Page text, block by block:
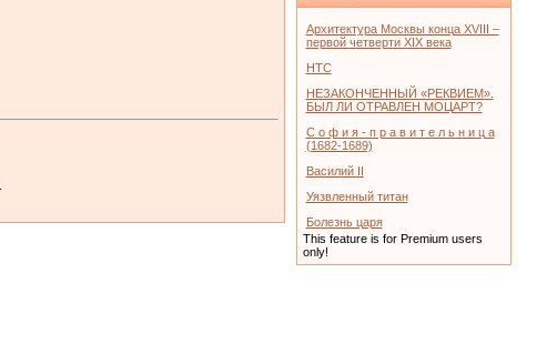
Архитектура Москвы конца XVIII –
первой четверти XIX века
НТС
НЕЗАКОНЧЕННЫЙ «РЕКВИЕМ».
БЫЛ ЛИ ОТРАВЛЕН МОЦАРТ?
С о ф и я - п р а в и т е л ь н и ц а
(1682-1689)
Василий II
Уязвленный титан
Болезнь царя
This feature is for Premium users
only!